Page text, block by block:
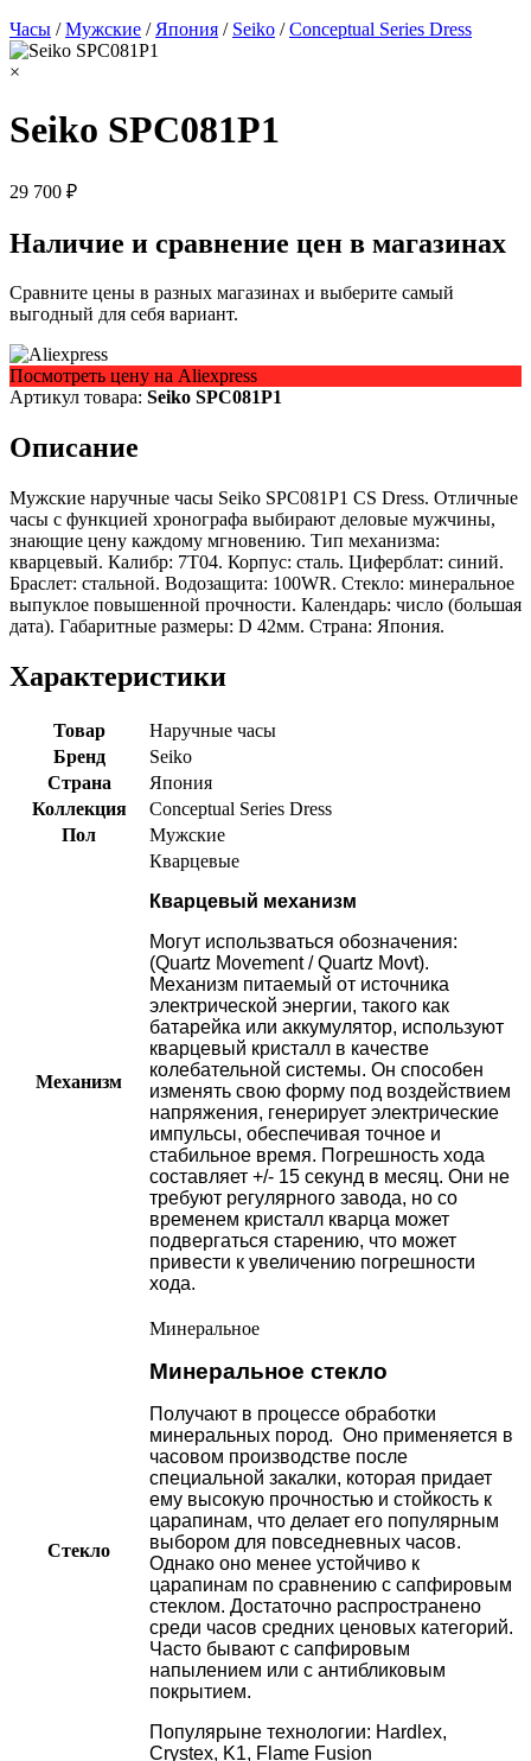
Часы /Мужские / Япония / Seiko /Conceptual Series Dress
×
Seiko SPC081P1
29 700 ₽
Наличие и сравнение цен в магазинах
Сравните цены в разных магазинах и выберите самый
выгодный для себя вариант.
Посмотреть цену на Aliexpress
Артикул товара: Seiko SPC081P1
Описание
Мужские наручные часы Seiko SPC081P1 CS Dress. Отличные
часы с функцией хронографа выбирают деловые мужчины,
знающие цену каждому мгновению. Тип механизма:
кварцевый. Калибр: 7T04. Корпус: сталь. Циферблат: синий.
Браслет: стальной. Водозащита: 100WR. Стекло: минеральное
выпуклое повышенной прочности. Календарь: число (большая
дата). Габаритные размеры: D 42мм. Страна: Япония.
Характеристики
Товар
Наручные часы
Бренд
Seiko
Страна
Япония
Коллекция
Conceptual Series Dress
Пол
Мужские
Механизм
Кварцевые
Кварцевый механизм
Могут использваться обозначения:
(Quartz Movement / Quartz Movt).
Механизм питаемый от источника
электрической энергии, такого как
батарейка или аккумулятор, используют
кварцевый кристалл в качестве
колебательной системы. Он способен
изменять свою форму под воздействием
напряжения, генерирует электрические
импульсы, обеспечивая точное и
стабильное время. Погрешность хода
составляет +/- 15 секунд в месяц. Они не
требуют регулярного завода, но со
временем кристалл кварца может
подвергаться старению, что может
привести к увеличению погрешности
хода.
Стекло
Минеральное
Минеральное стекло
Получают в процессе обработки
минеральных пород. Оно применяется в
часовом производстве после
специальной закалки, которая придает
ему высокую прочностью и стойкость к
царапинам, что делает его популярным
выбором для повседневных часов.
Однако оно менее устойчиво к
царапинам по сравнению с сапфировым
стеклом. Достаточно распространено
среди часов средних ценовых категорий.
Часто бывают с сапфировым
напылением или с антибликовым
покрытием.
Популярыне технологии: Hardlex,
Crystex, K1, Flame Fusion